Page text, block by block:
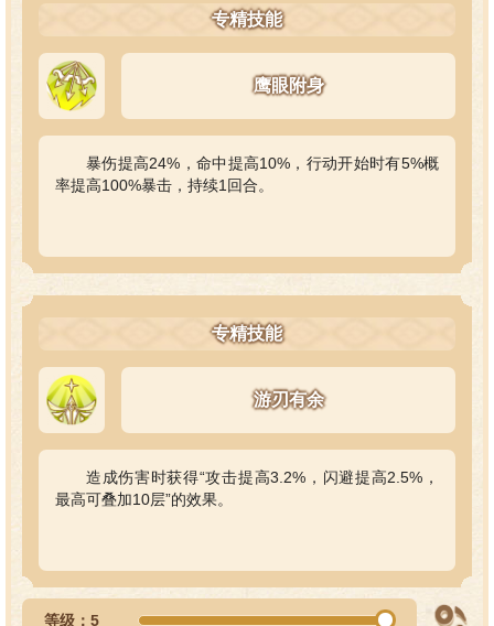
专精技能
鹰眼附身
暴伤提高24%，命中提高10%，行动开始时有5%概
率提高100%暴击，持续1回合。
专精技能
游刃有余
造成伤害时获得“攻击提高3.2%，闪避提高2.5%，
最高可叠加10层”的效果。
等级：5